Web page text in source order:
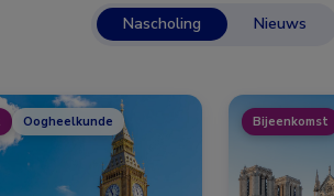
Nascholing Nieuws
Oogheelkunde Bijeenkomst